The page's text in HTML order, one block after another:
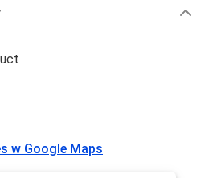
w Google Maps